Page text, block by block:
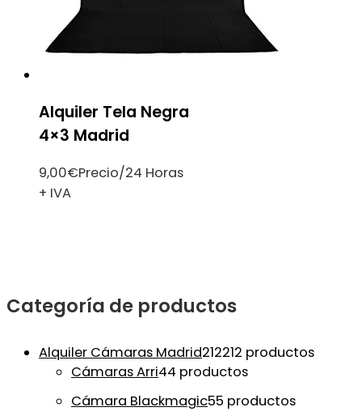
Categoría de productos
Alquiler Cámaras Madrid212212 productos
Cámaras Arri44 productos
Cámara Blackmagic55 productos
Alquiler Tela Negra
4×3 Madrid
9,00€Precio/24 Horas
+ IVA